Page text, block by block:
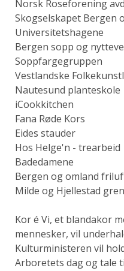
Norsk Roseforening
Skogselskapet Bergen
Universitetshagene
Bergen sopp og
Soppfargegruppen
Vestlandske
Nautesund planteskole
iCookkitchen
Fana Røde Kors
Eides stauder
Hos Helge'n - trearbeid
Badedamene
Bergen og omland
Milde og Hjellestad
Kor é Vi, et blandakor
mennesker, vil
Kulturministeren vil
Arboretets dag og tale